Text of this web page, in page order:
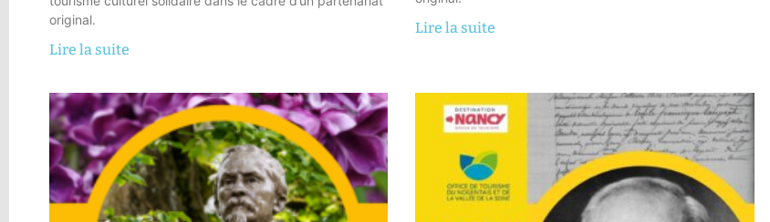
original.
Lire la suite
Lire la suite